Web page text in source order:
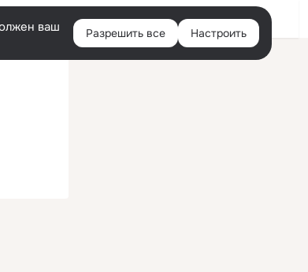
Войти
ваш
Разрешить все Настроить